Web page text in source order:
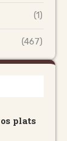
(1)
(467)
plats